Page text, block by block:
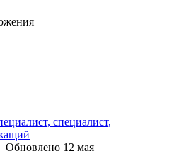
специалист,
Обновлено 12 мая